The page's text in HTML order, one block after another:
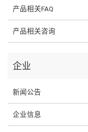
产品相关FAQ
产品相关咨询
企业
新闻公告
企业信息